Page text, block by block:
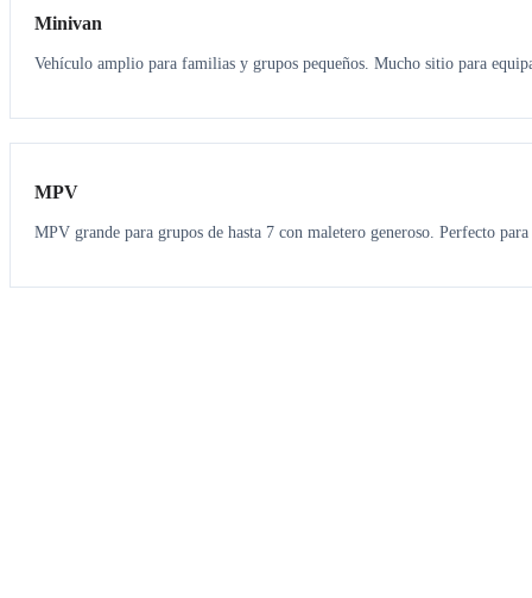
Minivan
Vehículo amplio para familias y grupos pequeños. Mucho sitio para
7 7
MPV
MPV grande para grupos de hasta 7 con maletero generoso. Perfecto para